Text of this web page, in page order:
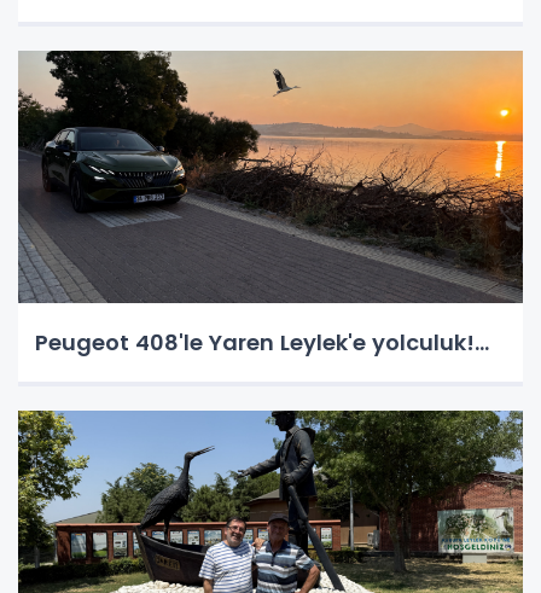
Peugeot 408'le Yaren Leylek'e yolculuk!...